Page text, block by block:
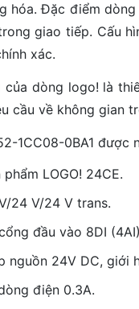
hóa. Đặc điểm
giao tiếp. Cấu
xác.
dòng logo! là
cầu về không gian
1CC08-0BA1
phẩm LOGO! 24CE.
24 V/24 V trans.
đầu vào 8DI
nguồn 24V DC, giới
điện 0.3A.